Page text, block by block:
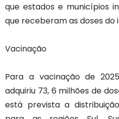
que estados e municípios
que receberam as doses do
Vacinação
Para a vacinação de
adquiriu 73, 6 milhões de
está prevista a